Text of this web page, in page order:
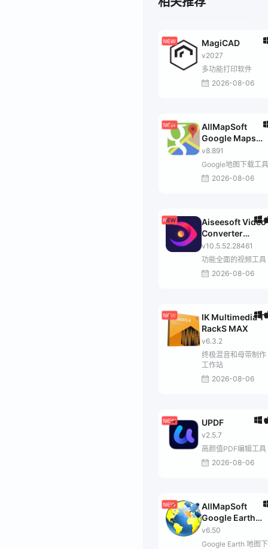
MagiCAD
v2027
多功能打印软件
2026-08-06
AllMapSoft
Google Maps
Downloader
v8.891
Google地图下载工具
2026-08-06
Aiseesoft Video
Converter
Ultimate
v10.5.52.28461
功能全面的视频工具
2026-08-06
IK Multimedia T-
RackS MAX
v6.3.2
终极混音和母带制作
工作站
2026-08-06
UPDF
v2.5.7
高颜值PDF编辑工具
2026-08-06
AllMapSoft
Google Earth
Images
Downloader
v6.50
Google Earth 地图下